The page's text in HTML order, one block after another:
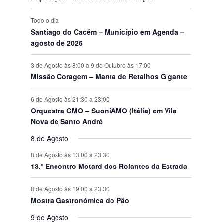
s
Todo o dia
Santiago do Cacém – Município em Agenda –
agosto de 2026
3 de Agosto às 8:00 a 9 de Outubro às 17:00
Missão Coragem – Manta de Retalhos Gigante
6 de Agosto às 21:30 a 23:00
Orquestra GMO – SuoniAMO (Itália) em Vila
Nova de Santo André
8 de Agosto
8 de Agosto às 13:00 a 23:30
13.º Encontro Motard dos Rolantes da Estrada
8 de Agosto às 19:00 a 23:30
Mostra Gastronómica do Pão
9 de Agosto